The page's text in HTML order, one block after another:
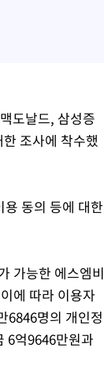
도날드, 삼성증
조사에 착수했
동의 등에 대한
가능한 에스엠비
에 따라 이용자
6846명의 개인정
6억9646만원과